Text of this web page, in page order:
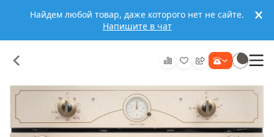
Найдем любой товар, даже которого нет не сайте.
Напишите в чат